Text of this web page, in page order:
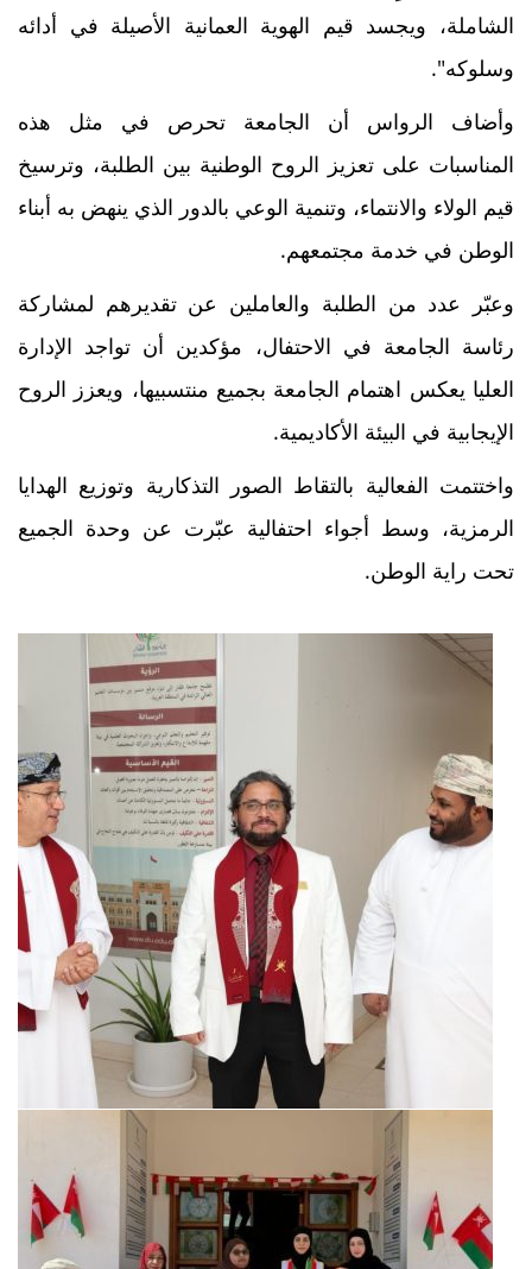
الشاملة، ويجسد قيم الهوية العمانية الأصيلة في أدائه
وسلوكه".
وأضاف الرواس أن الجامعة تحرص في مثل هذه
المناسبات على تعزيز الروح الوطنية بين الطلبة، وترسيخ
قيم الولاء والانتماء، وتنمية الوعي بالدور الذي ينهض به أبناء
الوطن في خدمة مجتمعهم.
وعبّر عدد من الطلبة والعاملين عن تقديرهم لمشاركة
رئاسة الجامعة في الاحتفال، مؤكدين أن تواجد الإدارة
العليا يعكس اهتمام الجامعة بجميع منتسبيها، ويعزز الروح
الإيجابية في البيئة الأكاديمية.
واختتمت الفعالية بالتقاط الصور التذكارية وتوزيع الهدايا
الرمزية، وسط أجواء احتفالية عبّرت عن وحدة الجميع
تحت راية الوطن.